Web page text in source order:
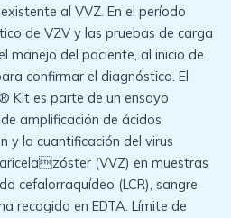
al VVZ. En el período
de VZV y las pruebas de carga
manejo del paciente, al inicio de
confirmar el diagnóstico. El
Kit es parte de un ensayo
amplificación de ácidos
y la cuantificación del virus
(VVZ) en muestras
cefalorraquídeo (LCR), sangre
recogido en EDTA. Límite de